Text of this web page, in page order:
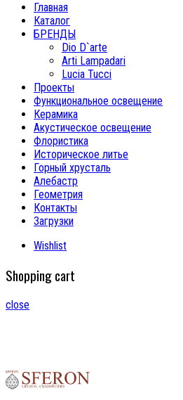
Главная
Каталог
БРЕНДЫ
Dio D`arte
Arti Lampadari
Lucia Tucci
Проекты
Функциональное освещение
Керамика
Акустическое освещение
Флористика
Историческое литье
Горный хрусталь
Алебастр
Геометрия
Контакты
Загрузки
Wishlist
Shopping cart
close